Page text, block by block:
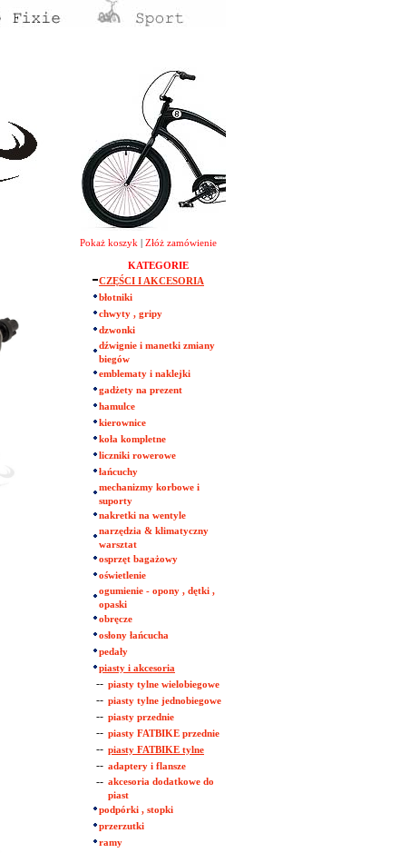
Pokaż koszyk Złóż zamówienie
KATEGORIE
CZĘŚCI I AKCESORIA
błotniki
chwyty , gripy
dzwonki
dźwignie i manetki zmiany
biegów
emblematy i naklejki
gadżety na prezent
hamulce
kierownice
koła kompletne
liczniki rowerowe
łańcuchy
mechanizmy korbowe i
suporty
nakretki na wentyle
narzędzia & klimatyczny
warsztat
osprzęt bagażowy
oświetlenie
ogumienie - opony , dętki ,
opaski
obręcze
osłony łańcucha
pedały
piasty i akcesoria
-- piasty tylne wielobiegowe
-- piasty tylne jednobiegowe
-- piasty przednie
-- piasty FATBIKE przednie
-- piasty FATBIKE tylne
-- adaptery i flansze
-- akcesoria dodatkowe do
piast
podpórki , stopki
przerzutki
ramy